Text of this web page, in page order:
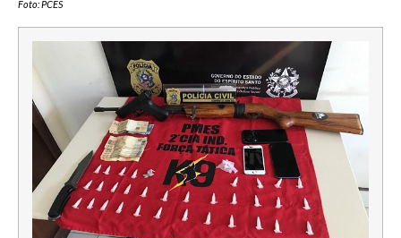
Foto: PCES